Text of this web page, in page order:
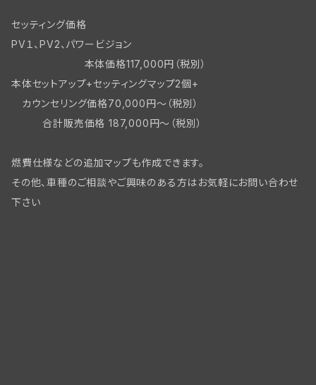
セッティング価格
PV１、PV2、パワービジョン
本体価格117,000円（税別）
本体セットアップ+セッティングマップ2個+
カウンセリング価格70,000円～（税別）
合計販売価格 187,000円～（税別）
燃費仕様などの追加マップも作成できます。
その他、車種のご相談やご興味のある方はお気軽にお問い合わせ
下さい